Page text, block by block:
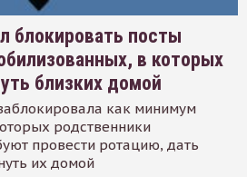
блокировать посты
в которых
близких домой
как минимум
родственники
провести ротацию, дать
их домой